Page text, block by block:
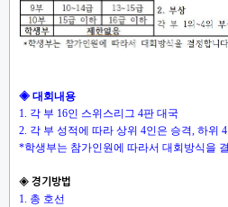
◈ 대회내용
1. 각 부 16인 스위스리그 4판 대국
2. 각 부 성적에 따라 상위 4인은 승격, 하위
*학생부는 참가인원에 따라서 대회방식을
◈ 경기방법
1. 총 호선